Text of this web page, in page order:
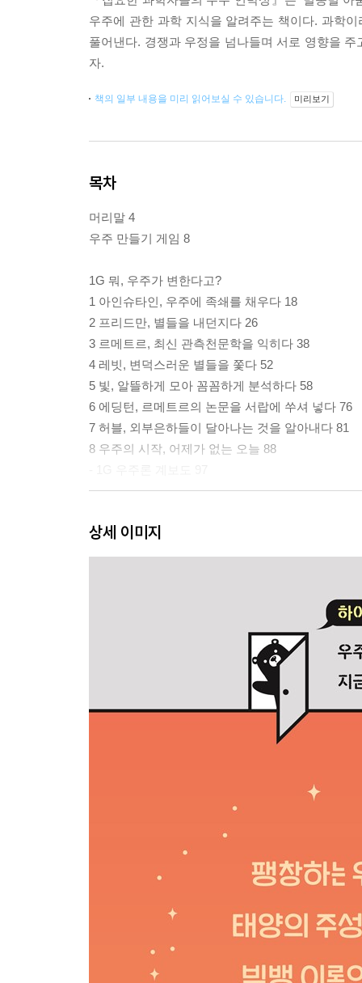
우주에 관한 과학 지식을 알려주는 책이다. 과학
풀어낸다. 경쟁과 우정을 넘나들며 서로 영향을
자.
책의 일부 내용을 미리 읽어보실 수 있습니다. 미리보기
목차
머리말 4
우주 만들기 게임 8
1G 뭐, 우주가 변한다고?
1 아인슈타인, 우주에 족쇄를 채우다 18
2 프리드만, 별들을 내던지다 26
3 르메트르, 최신 관측천문학을 익히다 38
4 레빗, 변덕스러운 별들을 쫓다 52
5 빛, 알뜰하게 모아 꼼꼼하게 분석하다 58
6 에딩턴, 르메트르의 논문을 서랍에 쑤셔 넣다 76
7 허블, 외부은하들이 달아나는 것을 알아내다 81
8 우주의 시작, 어제가 없는 오늘 88
9 페인, 태양의 주성분을 밝히다 102
10 태양이 타오르는 방법을 알아내다 110
12 잊혀 버린 알파, 우주의 첫 5분을 계산하다 126
13 앨퍼와 허먼, 우주배경복사를 예언하다 132
15 바데, 우주의 크기를 늘리다 150
16 파울러, 무거운 원소의 제조법을 알아내다 166
18 라일의 복수, 빅뱅우주론에 힘을 실어 주다 187
19 펜지어스와 윌슨, 우주배경복사를 발견하다 197
4G 우주론, 현대 과학의 합집합
21 구스, 인플레이션 우주를 생각해 내다 219
22 코비, 우주의 얼룩을 찾아라 234
23 허블 망원경, 아기 은하들을 보다 246
24 암흑물질의 귀환 252
상세 이미지